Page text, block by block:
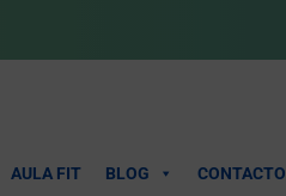
AULA FIT BLOG CONTACTO